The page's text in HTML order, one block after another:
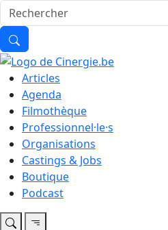
Articles
Agenda
Filmothèque
Professionnel·le·s
Organisations
Castings & Jobs
Boutique
Podcast